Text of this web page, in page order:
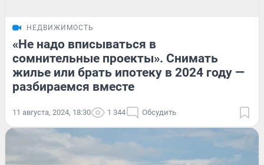
НЕДВИЖИМОСТЬ
«Не надо вписываться в
сомнительные проекты». Снимать
жилье или брать ипотеку в 2024 году —
разбираемся вместе
11 августа, 2024, 18:30 1 344 Обсудить